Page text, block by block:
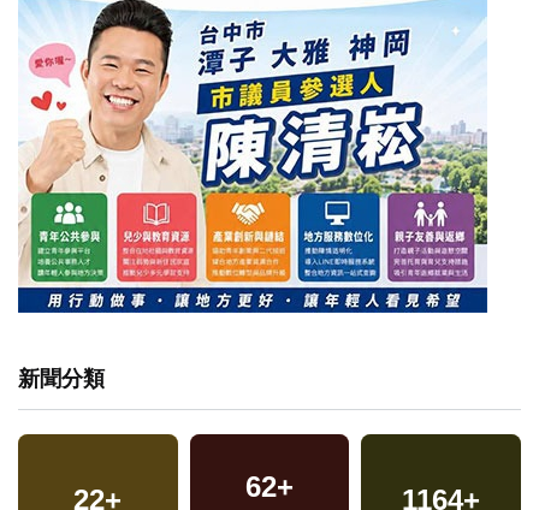
新聞分類
22+ 62+ 1164+